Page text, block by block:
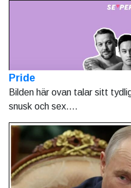
Pride
Bilden här ovan talar sitt
snusk och sex....